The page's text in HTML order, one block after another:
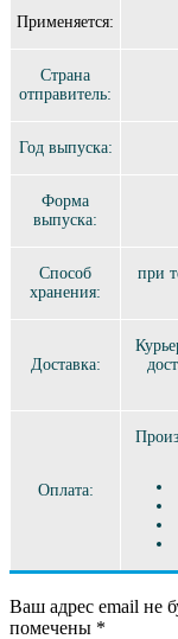
Применяется:
Страна
отправитель:
Год выпуска:
Форма
выпуска:
Способ
хранения:
при
Доставка:
Оплата:
Ваш адрес email не
помечены *